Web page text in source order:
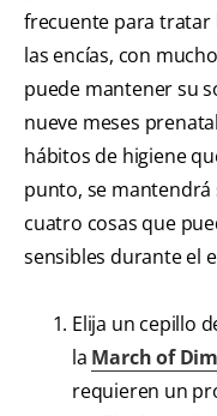
frecuente para tratar
las encías, con
puede mantener su
nueve meses
hábitos de higiene
punto, se mantendrá
cuatro cosas que
sensibles durante el
Elija un cepillo
la March of
requieren un